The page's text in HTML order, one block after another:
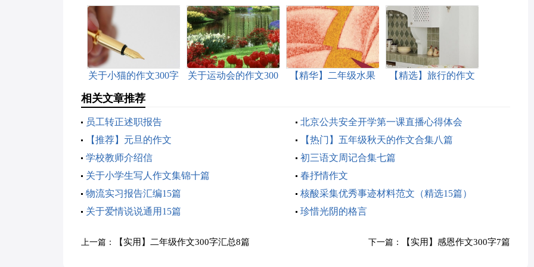
关于小猫的作文300字
关于运动会的作文300
【精华】二年级水果
【精选】旅行的作文
相关文章推荐
员工转正述职报告
北京公共安全开学第一课直播心得体会
【推荐】元旦的作文
【热门】五年级秋天的作文合集八篇
学校教师介绍信
初三语文周记合集七篇
关于小学生写人作文集锦十篇
春抒情作文
物流实习报告汇编15篇
核酸采集优秀事迹材料范文（精选15篇）
关于爱情说说通用15篇
珍惜光阴的格言
上一篇： 【实用】二年级作文300字汇总8篇 下一篇： 【实用】感恩作文300字7篇